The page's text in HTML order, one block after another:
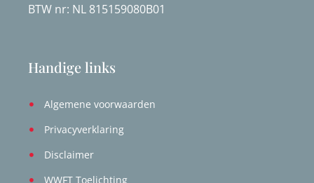
BTW nr: NL 815159080B01
Handige links
Algemene voorwaarden
Privacyverklaring
Disclaimer
WWFT Toelichting